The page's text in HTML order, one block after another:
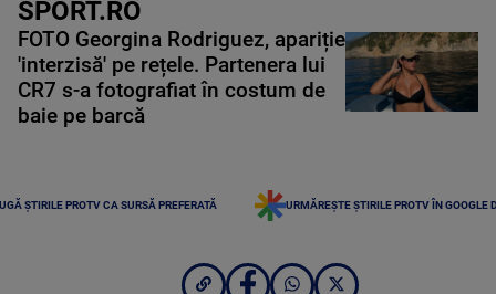
SPORT.RO
FOTO Georgina Rodriguez, apariție
'interzisă' pe rețele. Partenera lui
CR7 s-a fotografiat în costum de
baie pe barcă
ȘTIRILE PROTV CA SURSĂ PREFERATĂ URMĂREȘTE ȘTIRILE PROTV ÎN GOOGLE